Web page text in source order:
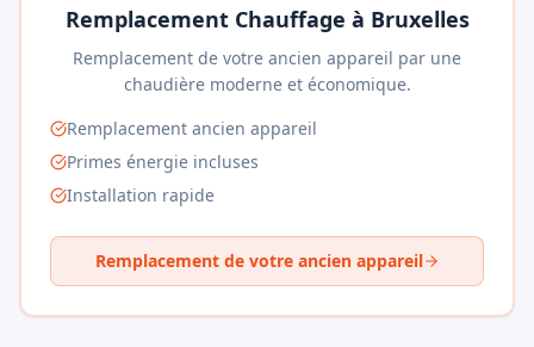
Remplacement Chauffage à Bruxelles
Remplacement de votre ancien appareil par une
chaudière moderne et économique.
Remplacement ancien appareil
Primes énergie incluses
Installation rapide
Remplacement de votre ancien appareil